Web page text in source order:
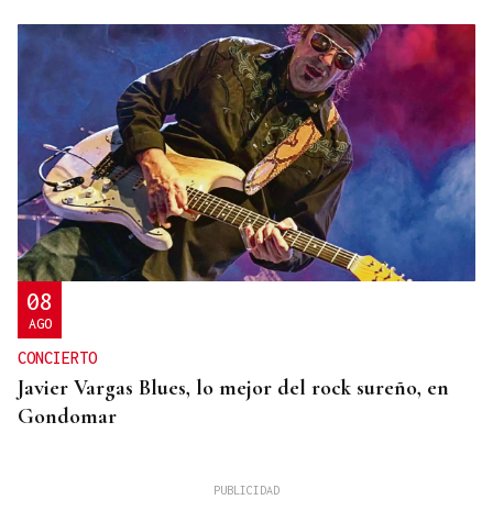
08
AGO
CONCIERTO
Javier Vargas Blues, lo mejor del rock sureño, en
Gondomar